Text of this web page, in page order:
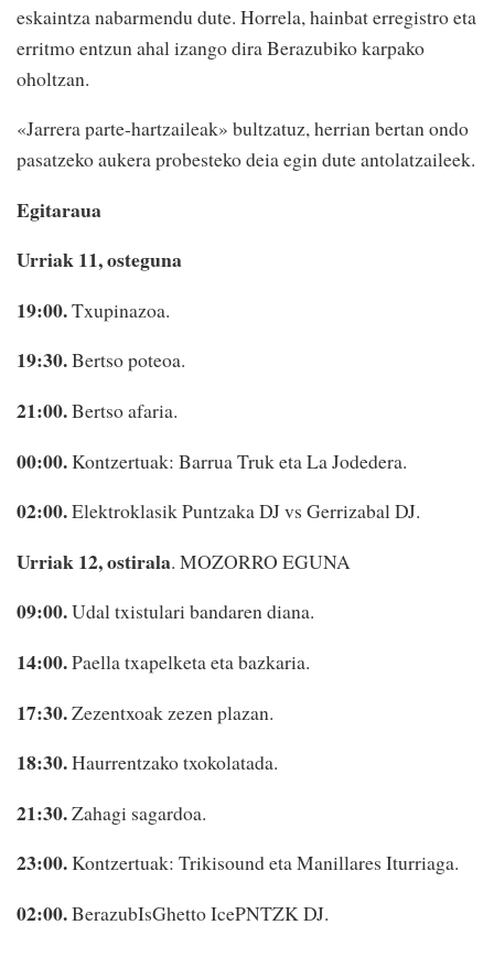
eskaintza nabarmendu dute. Horrela, hainbat erregistro eta
erritmo entzun ahal izango dira Berazubiko karpako
oholtzan.
«Jarrera parte-hartzaileak» bultzatuz, herrian bertan ondo
pasatzeko aukera probesteko deia egin dute antolatzaileek.
Egitaraua
Urriak 11, osteguna
19:00.Txupinazoa.
19:30.Bertso poteoa.
21:00.Bertso afaria.
00:00.Kontzertuak: Barrua Truk eta La Jodedera.
02:00.Elektroklasik Puntzaka DJ vs Gerrizabal DJ.
Urriak 12, ostirala. MOZORRO EGUNA
09:00.Udal txistulari bandaren diana.
14:00.Paella txapelketa eta bazkaria.
17:30.Zezentxoak zezen plazan.
18:30.Haurrentzako txokolatada.
21:30.Zahagi sagardoa.
23:00.Kontzertuak: Trikisound eta Manillares Iturriaga.
02:00.BerazubIsGhetto IcePNTZK DJ.